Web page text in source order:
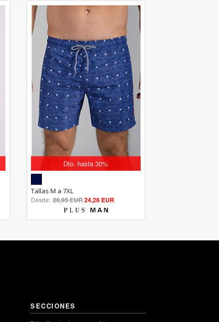
Dto. hasta 30%
5.00
out of 5
Tallas M a 7XL
Desde: 26,95 EUR24,26 EUR
SECCIONES